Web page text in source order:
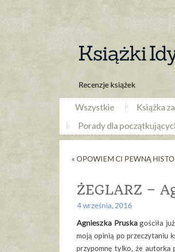
Recenzje książek
Wszystkie Książka
Porady dla
« OPOWIEM CI PEWNĄ
ŻEGLARZ –
4 września, 2016
Agnieszka Pruskagościła
moją opinią po przeczytaniu
przypomnę tylko, że autorka